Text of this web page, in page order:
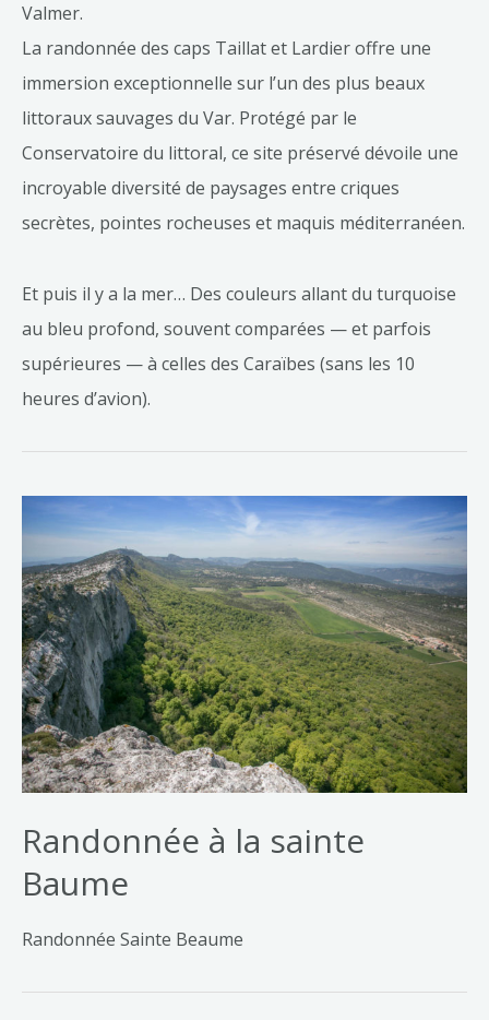
Valmer.
La randonnée des caps Taillat et Lardier offre une
immersion exceptionnelle sur l’un des plus beaux
littoraux sauvages du Var. Protégé par le
Conservatoire du littoral, ce site préservé dévoile une
incroyable diversité de paysages entre criques
secrètes, pointes rocheuses et maquis méditerranéen.
Et puis il y a la mer… Des couleurs allant du turquoise
au bleu profond, souvent comparées — et parfois
supérieures — à celles des Caraïbes (sans les 10
heures d’avion).
Randonnée à la sainte
Baume
Randonnée Sainte Beaume